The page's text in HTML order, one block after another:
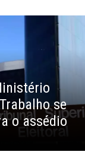
se
o assédio